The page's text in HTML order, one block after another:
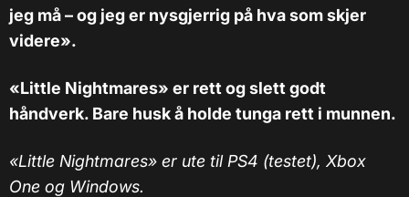
jeg må – og jeg er nysgjerrig på hva som skjer
videre».
«Little Nightmares» er rett og slett godt
håndverk. Bare husk å holde tunga rett i munnen.
«Little Nightmares» er ute til PS4 (testet), Xbox
One og Windows.